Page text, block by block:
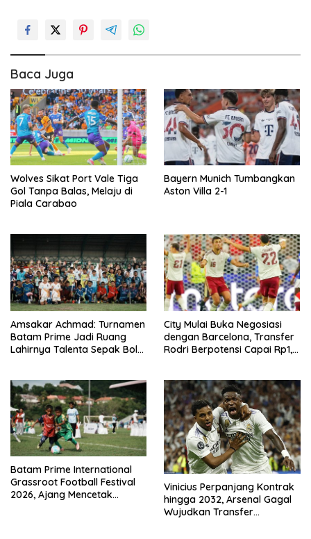
Baca Juga
Wolves Sikat Port Vale Tiga
Gol Tanpa Balas, Melaju di
Piala Carabao
Bayern Munich Tumbangkan
Aston Villa 2-1
Amsakar Achmad: Turnamen
Batam Prime Jadi Ruang
Lahirnya Talenta Sepak Bola
City Mulai Buka Negosiasi
dengan Barcelona, Transfer
Rodri Berpotensi Capai Rp1,4
Batam Prime International
Grassroot Football Festival
2026, Ajang Mencetak
Vinicius Perpanjang Kontrak
hingga 2032, Arsenal Gagal
Wujudkan Transfer